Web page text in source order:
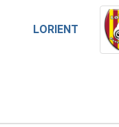
LORIENT